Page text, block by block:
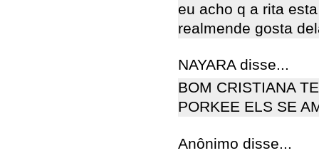
eu acho q a rita
realmende gosta
NAYARA disse...
BOM CRISTIANA
PORKEE ELS SE
Anônimo disse...